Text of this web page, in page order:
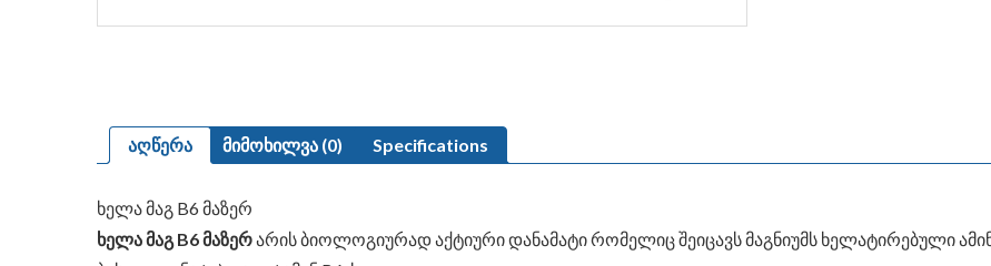
აღწერა მიმოხილვა (0) Specifications
ხელა მაგ B6 მაზერ
ხელა მაგ B6 მაზერარის ბიოლოგიურად აქტიური დანამატი რომელიც შეიცავს მაგნიუმს ხელატირებული